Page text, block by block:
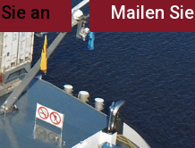
an Mailen Sie